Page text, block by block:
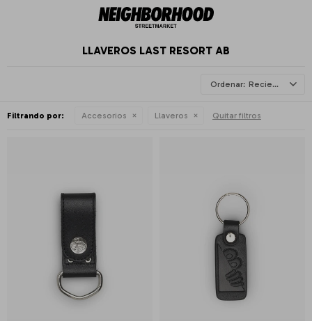
LLAVEROS LAST RESORT AB
Recientes
Filtrando por: Accesorios Llaveros Quitar filtros